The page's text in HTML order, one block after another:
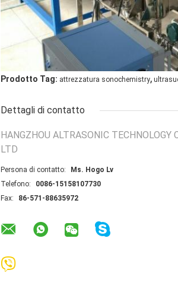
Prodotto Tag: attrezzatura sonochemistry,
Dettagli di contatto
HANGZHOU ALTRASONIC TECHNOLOGY
LTD
Persona di contatto:
Ms. Hogo Lv
Telefono:
0086-15158107730
Fax:
86-571-88635972